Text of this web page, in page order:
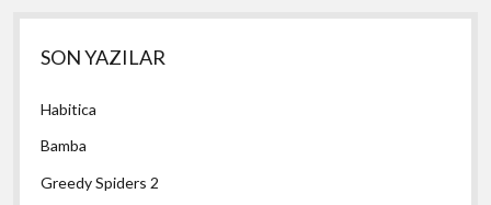
Yan
Menü
SON YAZILAR
Habitica
Bamba
Greedy Spiders 2